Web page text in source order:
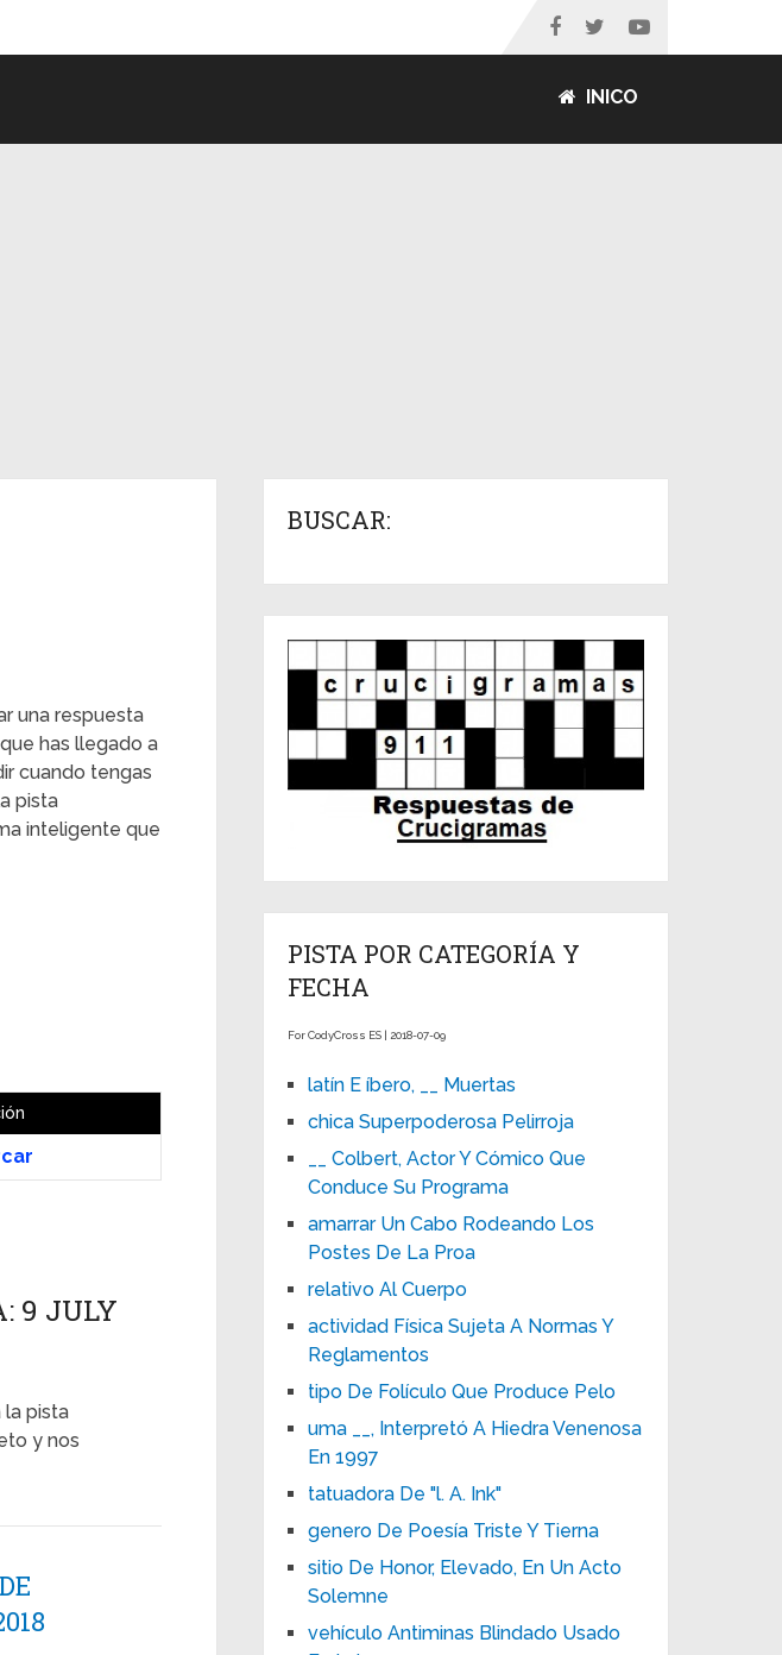
INICO
una respuesta
has llegado a
cuando tengas
pista
inteligente que
9 JULY
la pista
y nos
BUSCAR:
PISTA POR CATEGORÍA Y
FECHA
For CodyCross ES | 2018-07-09
latín E íbero, __ Muertas
chica Superpoderosa Pelirroja
__ Colbert, Actor Y Cómico Que
Conduce Su Programa
amarrar Un Cabo Rodeando Los
Postes De La Proa
relativo Al Cuerpo
actividad Física Sujeta A Normas Y
Reglamentos
tipo De Folículo Que Produce Pelo
uma __, Interpretó A Hiedra Venenosa
En 1997
tatuadora De "l. A. Ink"
genero De Poesía Triste Y Tierna
sitio De Honor, Elevado, En Un Acto
Solemne
vehículo Antiminas Blindado Usado